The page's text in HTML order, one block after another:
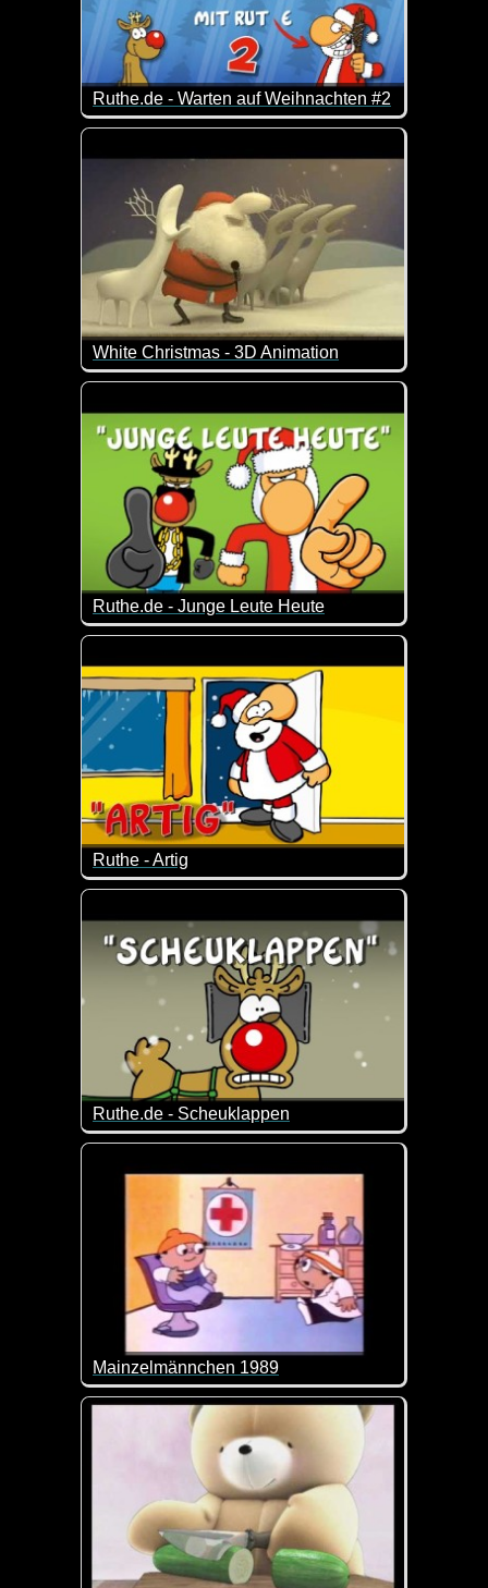
Ruthe.de - Warten auf Weihnachten #2
30 Minuten Rudi & Santa, um die Zeit bis zur
White Christmas - 3D Animation
Das Video ist eigentlich schon richtig alt, wurde
Ruthe.de - Junge Leute Heute
Ja, die Zeiten, was Weihnachten für die jungen
Ruthe - Artig
An wen erinnert uns dieses Video nur ;-)
Ruthe.de - Scheuklappen
Da helfen sogar die Scheuklappen nichts mehr ;-)
Mainzelmännchen 1989
Die Mainzelmännchen waren in den ersten